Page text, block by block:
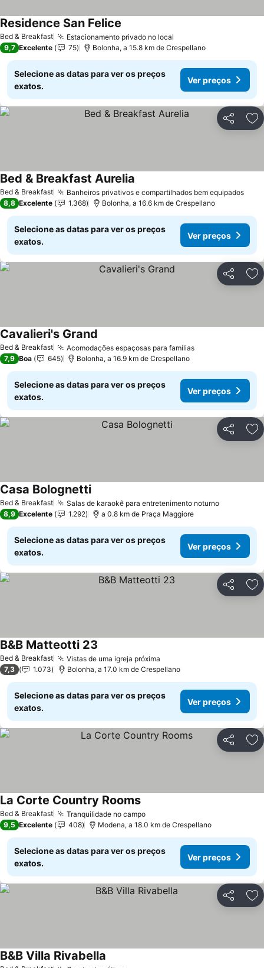
Bed & Breakfast Estacionamento privado no local
Residence San Felice
9,7 Excelente 75 Bolonha, a 15.8 km de Crespellano
Selecione as datas para ver os preços
exatos.
Ver preços
Partilhar
Bed & Breakfast Banheiros privativos e compartilhados bem equipados
Bed & Breakfast Aurelia
8,8 Excelente 1.368 Bolonha, a 16.6 km de Crespellano
Selecione as datas para ver os preços
exatos.
Ver preços
Partilhar
Bed & Breakfast Acomodações espaçosas para famílias
Cavalieri's Grand
7,9 Boa 645 Bolonha, a 16.9 km de Crespellano
Selecione as datas para ver os preços
exatos.
Ver preços
Partilhar
Bed & Breakfast Salas de karaokê para entretenimento noturno
Casa Bolognetti
8,9 Excelente 1.292 a 0.8 km de Praça Maggiore
Selecione as datas para ver os preços
exatos.
Ver preços
Partilhar
Bed & Breakfast Vistas de uma igreja próxima
B&B Matteotti 23
7,3 1.073 Bolonha, a 17.0 km de Crespellano
Selecione as datas para ver os preços
exatos.
Ver preços
Partilhar
Bed & Breakfast Tranquilidade no campo
La Corte Country Rooms
9,5 Excelente 408 Modena, a 18.0 km de Crespellano
Selecione as datas para ver os preços
exatos.
Ver preços
Partilhar
B&B Villa Rivabella